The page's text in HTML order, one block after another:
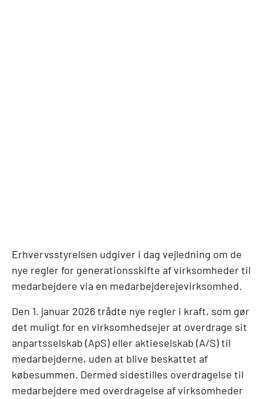
Erhvervsstyrelsen udgiver i dag vejledning om de
nye regler for generationsskifte af virksomheder til
medarbejdere via en medarbejderejevirksomhed.
Den 1. januar 2026 trådte nye regler i kraft, som gør
det muligt for en virksomhedsejer at overdrage sit
anpartsselskab (ApS) eller aktieselskab (A/S) til
medarbejderne, uden at blive beskattet af
købesummen. Dermed sidestilles overdragelse til
medarbejdere med overdragelse af virksomheder